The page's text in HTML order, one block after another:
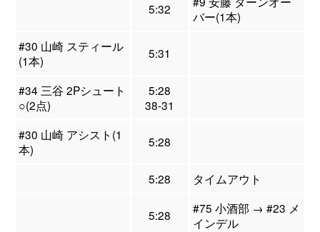
5:32
バー(1本)
#30 山崎 スティール
(1本)
5:31
#34 三谷 2Pシュート
○(2点)
5:28
38-31
#30 山崎 アシスト(1
本)
5:28
5:28 タイムアウト
5:28
#75 小酒部 → #23 メ
インデル